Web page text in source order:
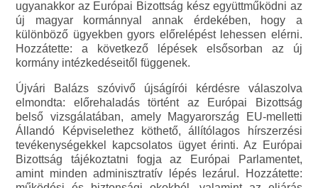
ugyanakkor az Európai Bizottság kész együttműködni az
új magyar kormánnyal annak érdekében, hogy a
különböző ügyekben gyors előrelépést lehessen elérni.
Hozzátette: a következő lépések elsősorban az új
kormány intézkedéseitől függenek.
Újvári Balázs szóvivő újságírói kérdésre válaszolva
elmondta: előrehaladás történt az Európai Bizottság
belső vizsgálatában, amely Magyarország EU-melletti
Állandó Képviselethez köthető, állítólagos hírszerzési
tevékenységekkel kapcsolatos ügyet érinti. Az Európai
Bizottság tájékoztatni fogja az Európai Parlamentet,
amint minden adminisztratív lépés lezárul. Hozzátette: